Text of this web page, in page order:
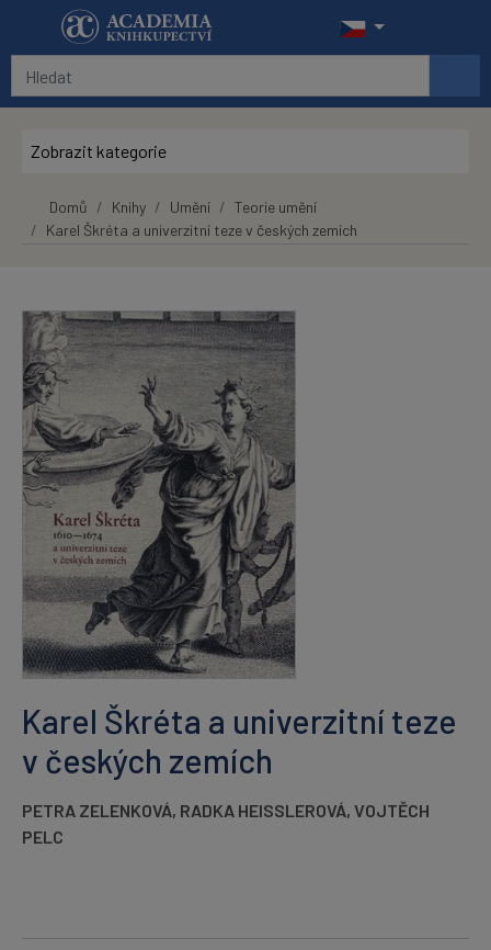
Přeskočit na hlavní obsah
Zobrazit kategorie
Domů Knihy Umění
Teorie umění
Karel Škréta a univerzitní teze v českých zemích
Karel Škréta a univerzitní teze
v českých zemích
PETRA ZELENKOVÁ, RADKA HEISSLEROVÁ, VOJTĚCH
PELC